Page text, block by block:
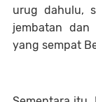
urug dahulu,
jembatan dan
yang sempat